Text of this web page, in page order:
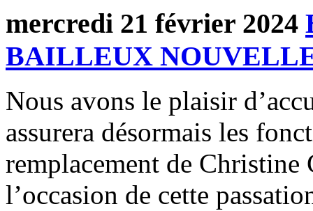
mercredi 21 février 2024
BAILLEUX
Nous avons le plaisir
assurera désormais les
remplacement de
l’occasion de cette